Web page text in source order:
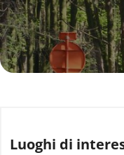
Luoghi di